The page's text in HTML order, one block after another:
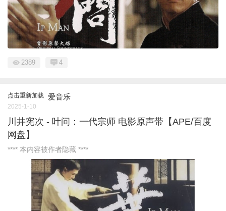
2389 4
点击重新加载 爱音乐
2025-1-10
川井宪次 - 叶问：一代宗师 电影原声带【APE/百度
网盘】
**** 本内容被作者隐藏 ****